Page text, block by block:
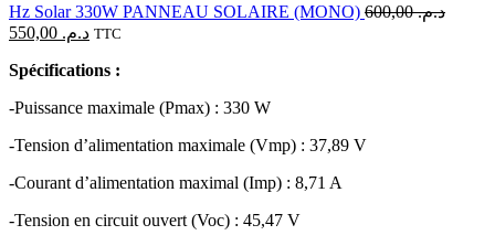
Hz Solar 330W PANNEAU SOLAIRE (MONO) د.م.600,00
د.م. TTC
Spécifications :
-Puissance maximale (Pmax) : 330 W
-Tension d’alimentation maximale (Vmp) : 37,89 V
-Courant d’alimentation maximal (Imp) : 8,71 A
-Tension en circuit ouvert (Voc) : 45,47 V